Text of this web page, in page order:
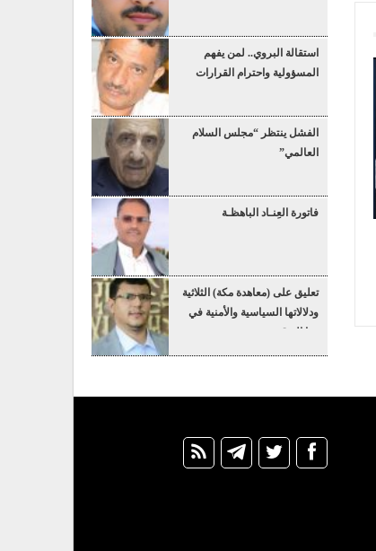
استقالة البروي.. لمن يفهم
المسؤولية واحترام القرارات
الفشل ينتظر “مجلس السلام
العالمي”
فاتورة العِنـاد الباهظـة
تعليق على (معاهدة مكة) الثلاثية
ودلالاتها السياسية والأمنية في
هذا التوقيت